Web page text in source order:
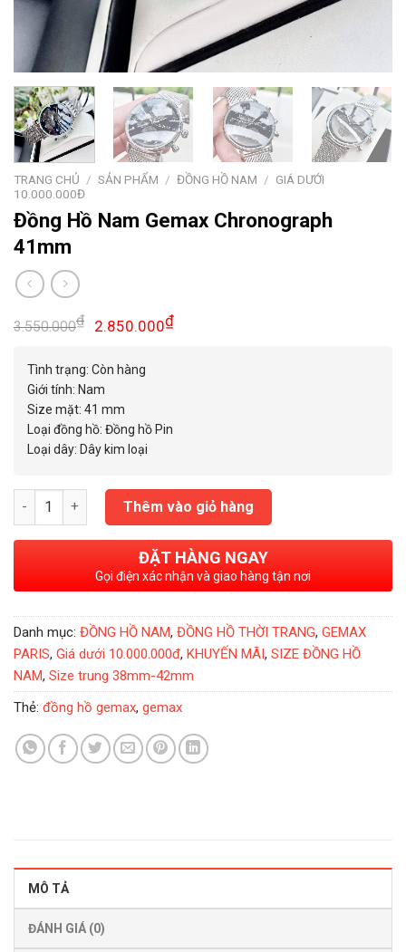
TRANG CHỦ / SẢN PHẨM / ĐỒNG HỒ NAM / GIÁ DƯỚI
10.000.000Đ
Đồng Hồ Nam Gemax Chronograph
41mm
3.550.000₫
Giá
là:
3.550.000₫.
2.850.000₫Giá
Tình trạng: Còn hàng
Giới tính: Nam
Size mặt: 41 mm
Loại đồng hồ: Đồng hồ Pin
Loại dây: Dây kim loại
Đồng Hồ Nam Gemax Chronograph 41mm số lượng
Thêm vào giỏ hàng
ĐẶT HÀNG NGAY
Gọi điện xác nhận và giao hàng tận nơi
Danh mục: ĐỒNG HỒ NAM, ĐỒNG HỒ THỜI TRANG, GEMAX
PARIS, Giá dưới 10.000.000đ, KHUYẾN MÃI, SIZE ĐỒNG HỒ
NAM, Size trung 38mm-42mm
Thẻ: đồng hồ gemax, gemax
MÔ TẢ
ĐÁNH GIÁ (0)